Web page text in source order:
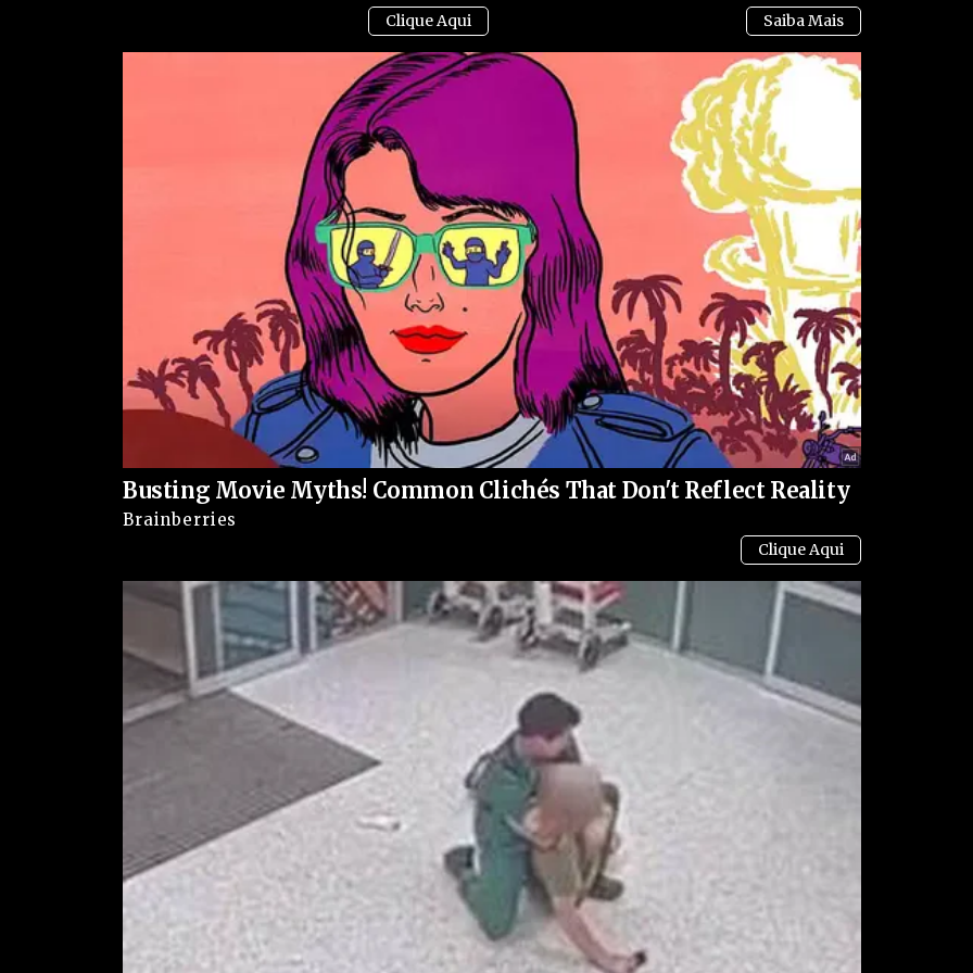
a conclusão do procedimento e a avaliação do quadro clínico no pós-operatório imediato.
Mesmo fora do cargo, Jair Bolsonaro segue como uma figura central no debate político nacional, o
que faz com que qualquer informação relacionada à sua saúde ganhe ampla repercussão. Flávio
Bolsonaro afirmou que novas atualizações serão compartilhadas conforme a evolução do quadro e
reforçou que a família está confiante em um desfecho positivo.
VEJA TAMBÉM:
aquipara ter acesso à Verdade sobre o que aconteceu a Jair Bolsonaro.
Busting Movie Myths! Common Clichés That Don't Reflect Reality
Brainberries